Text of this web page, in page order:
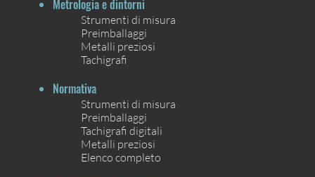
Metrologia e dintorni
Strumenti di misura
Preimballaggi
Metalli preziosi
Tachigrafi
Normativa
Strumenti di misura
Preimballaggi
Tachigrafi digitali
Metalli preziosi
Elenco completo